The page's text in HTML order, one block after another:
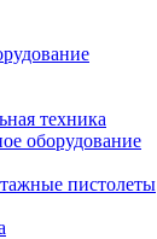
техника
оборудование
пистолеты